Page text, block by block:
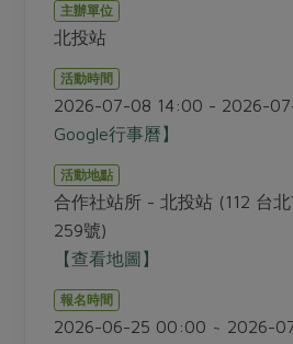
肉品・水產
畜產肉類
水畜加工品
調理食材・點心
調味醬料/南北貨
海鮮
蔬食
蛋料理
料理方式
烘焙．點心
醬料
湯品．鍋物
2026年端午節預購圓滿結束
更多預購活動
當季產品
傳到心坎裡，誠心又澎派
合作25-經典快閃最後一週
合作25-精選產品第四彈
更多當季產品
主婦食堂
社內大小事
產品故事
樂齡生活
廚房瑜伽
關注議題
非基改運動
認識合作社
關於我們
合作社組織
員工與求才
產品檢驗
自主把關
檢驗報告
重要公告
主辦單位
北投站
活動時間
2026-07-08 14:00 - 2026-
Google行事曆】
活動地點
合作社站所 - 北投站 (112 台
259號)
【查看地圖】
報名時間
2026-06-25 00:00 ~ 2026-